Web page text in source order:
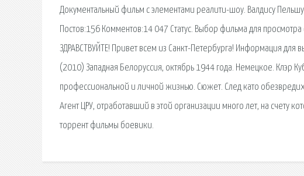
Документальный фильм с элементами реалити-шоу. Валдису
Постов:156 Комментов:14 047 Статус. Выбор фильма для
ЗДРАВСТВУЙТЕ! Привет всем из Санкт-Петербурга! Информация
(2010) Западная Белоруссия, октябрь 1944 года. Немецкое. Клэр
профессиональной и личной жизнью. Сюжет. След като
Агент ЦРУ, отработавший в этой организации много лет, на счету
торрент фильмы боевики.